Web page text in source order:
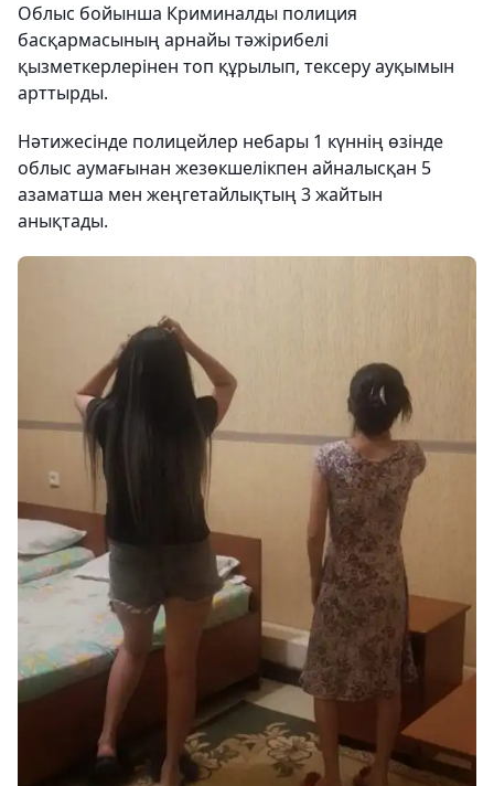
Облыс бойынша Криминалды полиция
басқармасының арнайы тәжірибелі
қызметкерлерінен топ құрылып, тексеру ауқымын
арттырды.
Нәтижесінде полицейлер небары 1 күннің өзінде
облыс аумағынан жезөкшелікпен айналысқан 5
азаматша мен жеңгетайлықтың 3 жайтын
анықтады.